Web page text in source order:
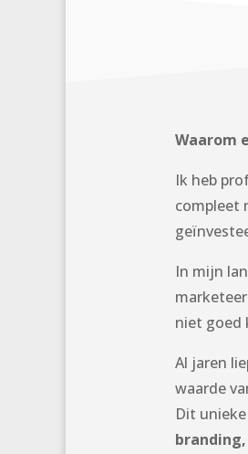
Waarom
Ik heb
compleet
In mijn
niet goed
Al jaren
waarde
Dit